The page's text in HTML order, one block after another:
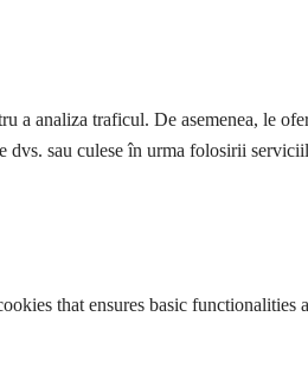
analiza traficul. De asemenea, le
sau culese în urma folosirii
that ensures basic